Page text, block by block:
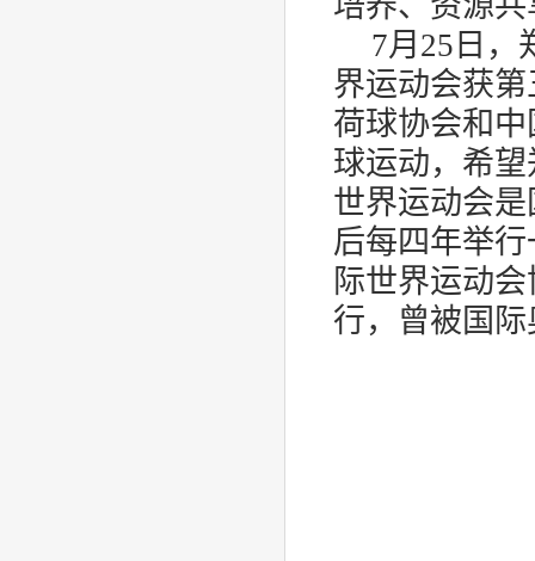
7月 25 日，
界运动会获
荷球协会和
球运动，希
世界运动会
后每四年举
际世界运动
行，曾被国